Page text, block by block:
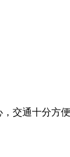
通十分方